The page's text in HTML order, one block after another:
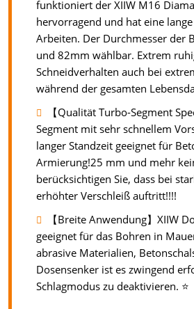
funktioniert der XIIW M16
hervorragend und hat eine
Arbeiten. Der Durchmesser der
und 82mm wählbar. Extrem
Schneidverhalten auch bei
während der gesamten
【Qualität Turbo-Segment
Segment mit sehr schnellem
langer Standzeit geeignet für
Armierung!25 mm und mehr
berücksichtigen Sie, dass bei
erhöhter Verschleiß auftritt!!!!
【Breite Anwendung】XIIW
geeignet für das Bohren in
abrasive Materialien,
Dosensenker ist es zwingend
Schlagmodus zu deaktivieren. ⭐